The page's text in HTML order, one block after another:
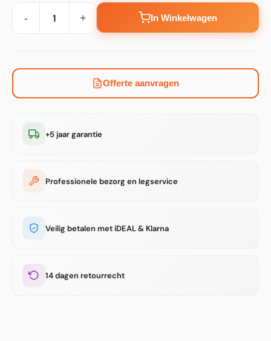
- + In Winkelwagen
Offerte aanvragen
+5 jaar garantie
Professionele bezorg en legservice
Veilig betalen met iDEAL & Klarna
14 dagen retourrecht